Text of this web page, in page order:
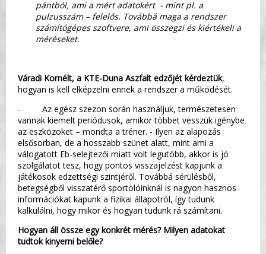
pántból, ami a mért adatokért - mint pl. a
pulzusszám – felelős. Továbbá maga a rendszer
számítógépes szoftvere, ami összegzi és kiértékeli a
méréseket.
Váradi Kornélt, a KTE-Duna Aszfalt edzőjét kérdeztük,
hogyan is kell elképzelni ennek a rendszer a működését.
- Az egész szezon során használjuk, természetesen
vannak kiemelt periódusok, amikor többet vesszük igénybe
az eszközöket – mondta a tréner. - Ilyen az alapozás
elsősorban, de a hosszabb szünet alatt, mint ami a
válogatott Eb-selejtezői miatt volt legutóbb, akkor is jó
szolgálatot tesz, hogy pontos visszajelzést kapjunk a
játékosok edzettségi szintjéről. Továbbá sérülésből,
betegségből visszatérő sportolóinknál is nagyon hasznos
információkat kapunk a fizikai állapotról, így tudunk
kalkulálni, hogy mikor és hogyan tudunk rá számítani.
Hogyan áll össze egy konkrét mérés? Milyen adatokat
tudtok kinyerni belőle?